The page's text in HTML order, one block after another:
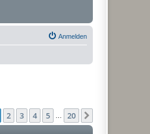
Anmelden
von20
2 3 4 5 20